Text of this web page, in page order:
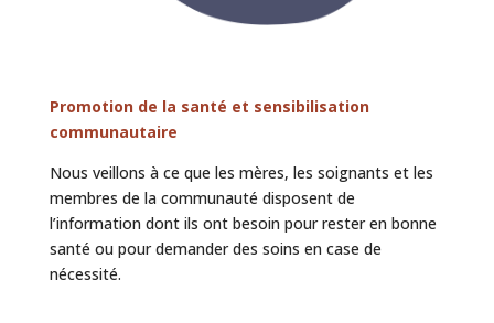
Promotion de la santé et sensibilisation
communautaire
Nous veillons à ce que les mères, les soignants et les
membres de la communauté disposent de
l’information dont ils ont besoin pour rester en bonne
santé ou pour demander des soins en case de
nécessité.